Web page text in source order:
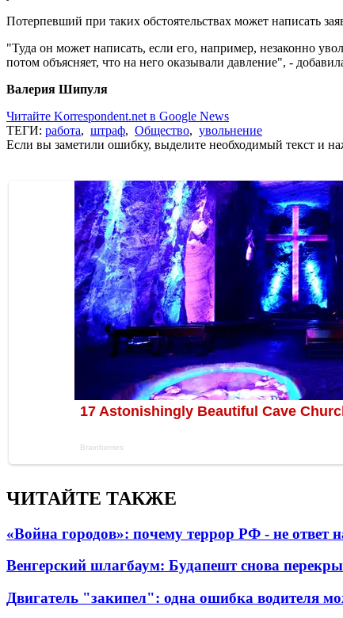
Потерпевший при таких обстоятельствах может написать
"Туда он может написать, если его, например, незаконно
потом объясняет, что на него оказывали давление", -
Валерия Шипуля
Читайте Korrespondent.net в Google News
ТЕГИ: работа, штраф, Общество, увольнение
Если вы заметили ошибку, выделите необходимый текст и
ЧИТАЙТЕ ТАКЖЕ
«Война городов»: почему террор РФ - не ответ
Венгерский шлагбаум: Будапешт снова
Двигатель "закипел": одна ошибка водителя